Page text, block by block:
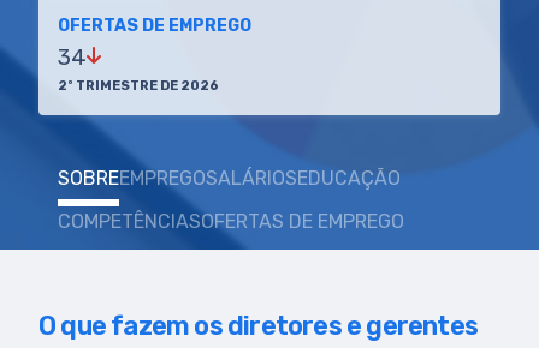
OFERTAS DE EMPREGO
34
2º TRIMESTRE DE 2026
SOBREEMPREGOSALÁRIOSEDUCAÇÃO
COMPETÊNCIASOFERTAS DE EMPREGO
O que fazem os diretores e gerentes